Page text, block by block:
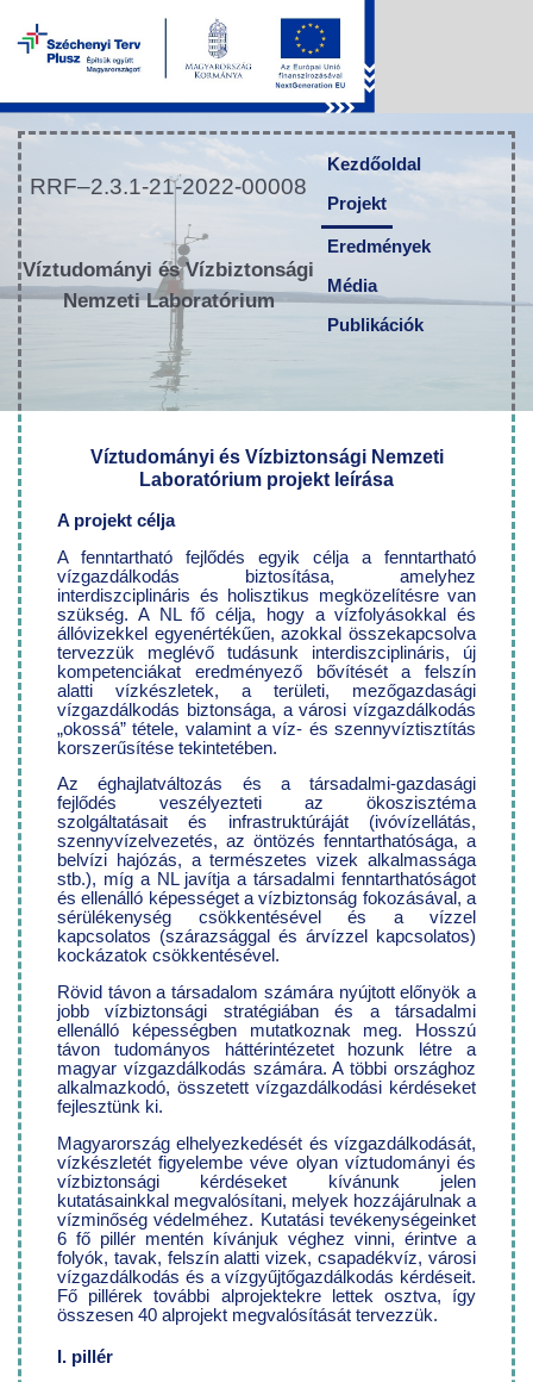
Ugrás a tartalomhoz
Kezdőoldal
Projekt
Eredmények
Média
Publikációk
RRF–2.3.1-21-2022-00008
Víztudományi és Vízbiztonsági
Nemzeti Laboratórium
Víztudományi és Vízbiztonsági Nemzeti
Laboratórium projekt leírása
A projekt célja
A fenntartható fejlődés egyik célja a fenntartható
vízgazdálkodás biztosítása, amelyhez
interdiszciplináris és holisztikus megközelítésre van
szükség. A NL fő célja, hogy a vízfolyásokkal és
állóvizekkel egyenértékűen, azokkal összekapcsolva
tervezzük meglévő tudásunk interdiszciplináris, új
kompetenciákat eredményező bővítését a felszín
alatti vízkészletek, a területi, mezőgazdasági
vízgazdálkodás biztonsága, a városi vízgazdálkodás
„okossá” tétele, valamint a víz- és szennyvíztisztítás
korszerűsítése tekintetében.
Az éghajlatváltozás és a társadalmi-gazdasági
fejlődés veszélyezteti az ökoszisztéma
szolgáltatásait és infrastruktúráját (ivóvízellátás,
szennyvízelvezetés, az öntözés fenntarthatósága, a
belvízi hajózás, a természetes vizek alkalmassága
stb.), míg a NL javítja a társadalmi fenntarthatóságot
és ellenálló képességet a vízbiztonság fokozásával, a
sérülékenység csökkentésével és a vízzel
kapcsolatos (szárazsággal és árvízzel kapcsolatos)
kockázatok csökkentésével.
Rövid távon a társadalom számára nyújtott előnyök a
jobb vízbiztonsági stratégiában és a társadalmi
ellenálló képességben mutatkoznak meg. Hosszú
távon tudományos háttérintézetet hozunk létre a
magyar vízgazdálkodás számára. A többi országhoz
alkalmazkodó, összetett vízgazdálkodási kérdéseket
fejlesztünk ki.
Magyarország elhelyezkedését és vízgazdálkodását,
vízkészletét figyelembe véve olyan víztudományi és
vízbiztonsági kérdéseket kívánunk jelen
kutatásainkkal megvalósítani, melyek hozzájárulnak a
vízminőség védelméhez. Kutatási tevékenységeinket
6 fő pillér mentén kívánjuk véghez vinni, érintve a
folyók, tavak, felszín alatti vizek, csapadékvíz, városi
vízgazdálkodás és a vízgyűjtőgazdálkodás kérdéseit.
Fő pillérek további alprojektekre lettek osztva, így
összesen 40 alprojekt megvalósítását tervezzük.
I. pillér